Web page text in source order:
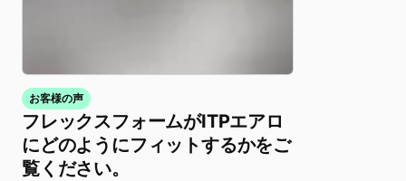
お客様の声
フレックスフォームがITPエアロ
にどのようにフィットするかをご
覧ください。